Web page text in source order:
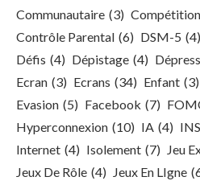
Communautaire (3)
Contrôle Parental (6) DSM-5 (4)
Défis (4) Dépistage (4)
Ecran (3) Ecrans (34) Enfant (3)
Evasion (5) Facebook (7)
Hyperconnexion (10) IA (4)
Internet (4) Isolement (7) Jeu
Jeux De Rôle (4) Jeux En LIgne